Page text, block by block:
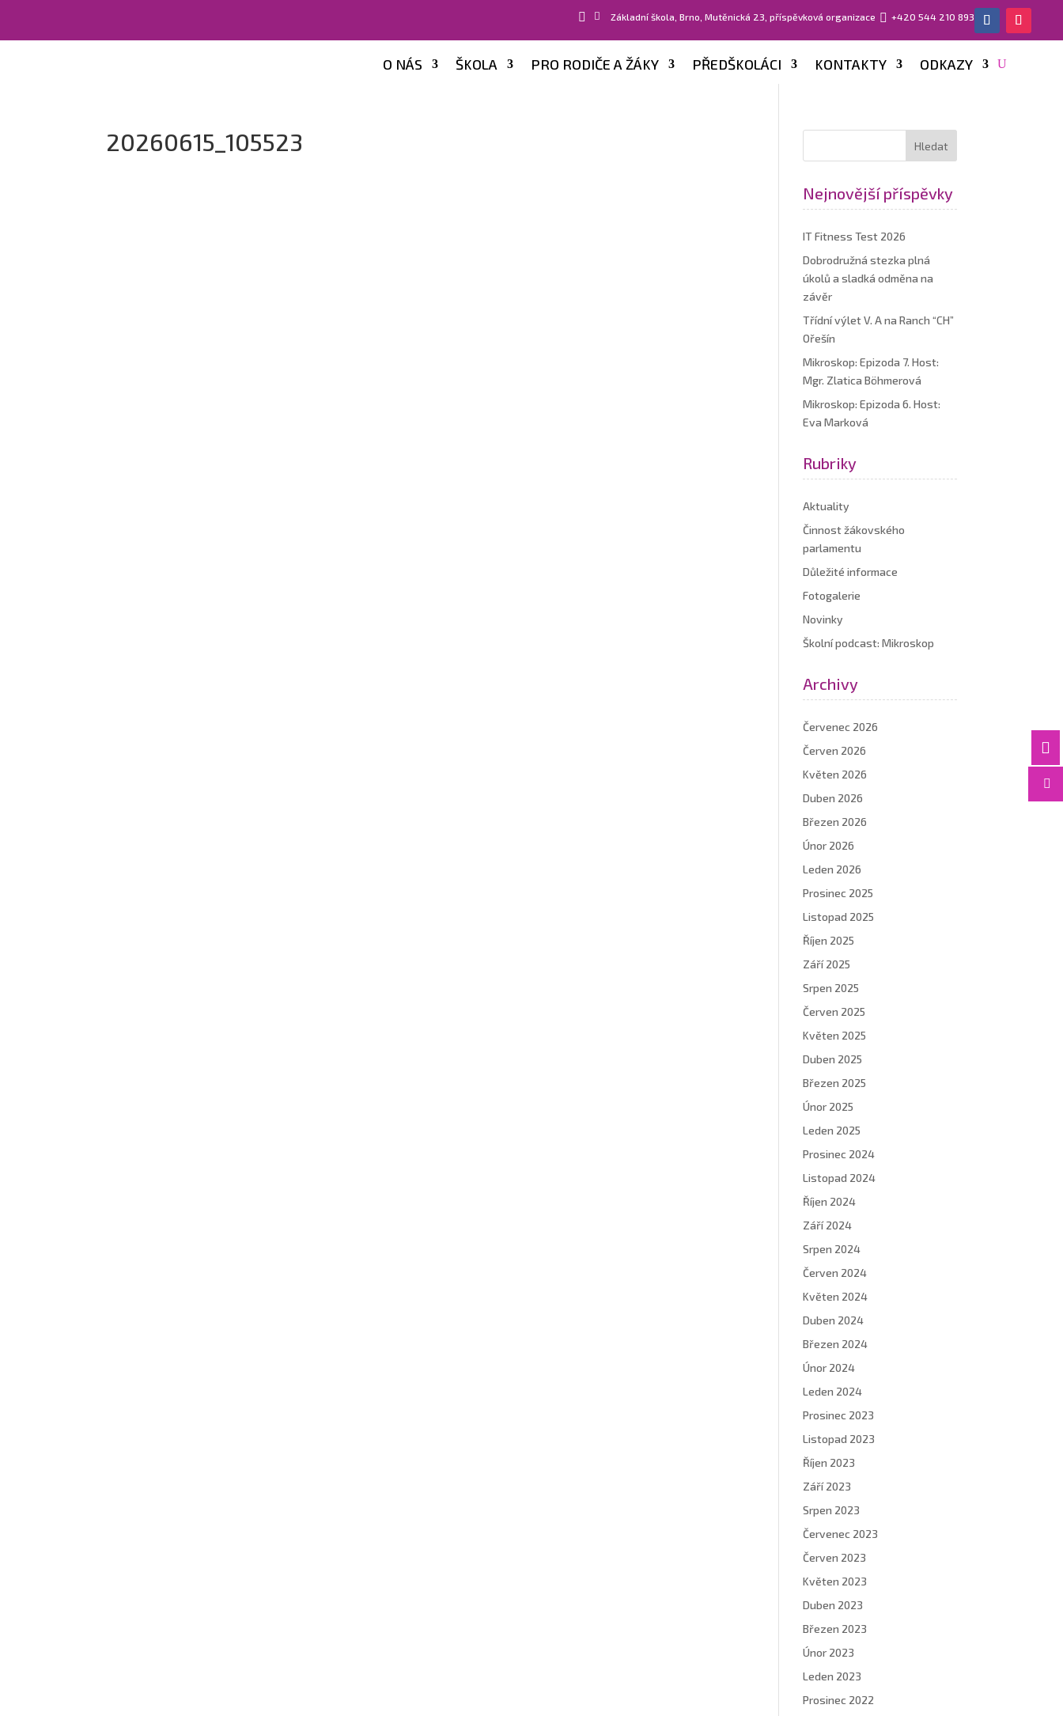
  Základní škola, Brno, Mutěnická 23, příspěvková organizace  +420 544 210 893
O NÁS ŠKOLA PRO RODIČE A ŽÁKY PŘEDŠKOLÁCI KONTAKTY ODKAZY


20260615_105523
Nejnovější příspěvky
IT Fitness Test 2026
Dobrodružná stezka plná
úkolů a sladká odměna na
závěr
Třídní výlet V. A na Ranch “CH”
Ořešín
Mikroskop: Epizoda 7. Host:
Mgr. Zlatica Böhmerová
Mikroskop: Epizoda 6. Host:
Eva Marková
Rubriky
Aktuality
Činnost žákovského
parlamentu
Důležité informace
Fotogalerie
Novinky
Školní podcast: Mikroskop
Archivy
Červenec 2026
Červen 2026
Květen 2026
Duben 2026
Březen 2026
Únor 2026
Leden 2026
Prosinec 2025
Listopad 2025
Říjen 2025
Září 2025
Srpen 2025
Červen 2025
Květen 2025
Duben 2025
Březen 2025
Únor 2025
Leden 2025
Prosinec 2024
Listopad 2024
Říjen 2024
Září 2024
Srpen 2024
Červen 2024
Květen 2024
Duben 2024
Březen 2024
Únor 2024
Leden 2024
Prosinec 2023
Listopad 2023
Říjen 2023
Září 2023
Srpen 2023
Červenec 2023
Červen 2023
Květen 2023
Duben 2023
Březen 2023
Únor 2023
Leden 2023
Prosinec 2022